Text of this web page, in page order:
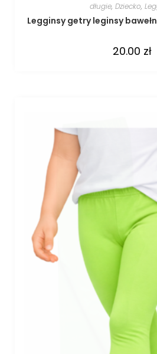
długie, Dziecko,
Legginsy getry leginsy
20.00 zł